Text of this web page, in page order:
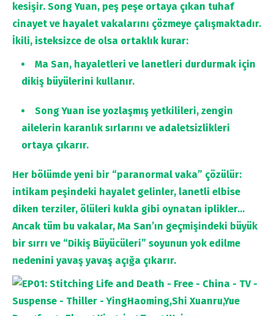
kesişir. Song Yuan, peş peşe ortaya çıkan tuhaf
cinayet ve hayalet vakalarını çözmeye çalışmaktadır.
İkili, isteksizce de olsa ortaklık kurar:
Ma San, hayaletleri ve lanetleri durdurmak için
dikiş büyülerini kullanır.
Song Yuan ise yozlaşmış yetkilileri, zengin
ailelerin karanlık sırlarını ve adaletsizlikleri
ortaya çıkarır.
Her bölümde yeni bir “paranormal vaka” çözülür:
intikam peşindeki hayalet gelinler, lanetli elbise
diken terziler, ölüleri kukla gibi oynatan iplikler…
Ancak tüm bu vakalar, Ma San’ın geçmişindeki büyük
bir sırrı ve “Dikiş Büyücüleri” soyunun yok edilme
nedenini yavaş yavaş açığa çıkarır.